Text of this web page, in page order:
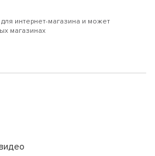
интернет-магазина и может
магазинах